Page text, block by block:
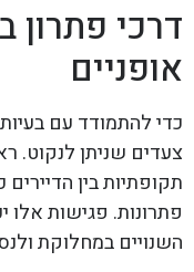
דרכי פתרון
אופניים
כדי להתמודד עם
צעדים שניתן לנקוט.
תקופתיות בין
פתרונות. פגישות אלו
השנויים במחלוקת